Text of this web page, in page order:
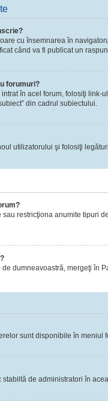
cu însemnarea în
când va fi publicat un
forumuri?
în acel forum, folosiţi
din cadrul subiectului.
utilizatorului şi folosiţi
restricţiona anumite tipuri
dumneavoastră, mergeţi în
sunt disponibile în meniul
de administratori în